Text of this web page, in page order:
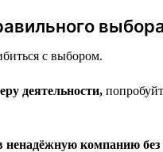
с выбором.
деятельности,
ненадёжную компанию